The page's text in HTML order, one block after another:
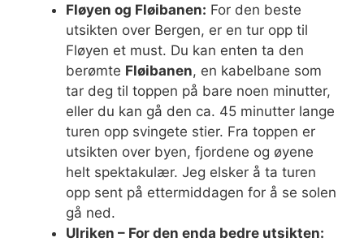
Fløyen og Fløibanen: For den beste
utsikten over Bergen, er en tur opp til
Fløyen et must. Du kan enten ta den
berømte Fløibanen, en kabelbane som
tar deg til toppen på bare noen minutter,
eller du kan gå den ca. 45 minutter lange
turen opp svingete stier. Fra toppen er
utsikten over byen, fjordene og øyene
helt spektakulær. Jeg elsker å ta turen
opp sent på ettermiddagen for å se solen
gå ned.
Ulriken – For den enda bedre utsikten: